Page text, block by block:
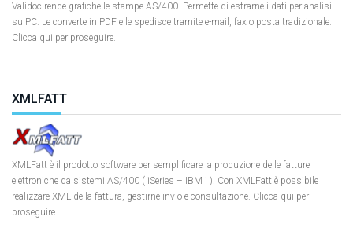
Validoc rende grafiche le stampe AS/400. Permette di estrarne i dati per analisi
su PC. Le converte in PDF e le spedisce tramite e-mail, fax o posta tradizionale.
Clicca qui per proseguire.
XMLFATT
XMLFatt è il prodotto software per semplificare la produzione delle fatture
elettroniche da sistemi AS/400 ( iSeries – IBM i ). Con XMLFatt è possibile
realizzare XML della fattura, gestirne invio e consultazione. Clicca qui per
proseguire.